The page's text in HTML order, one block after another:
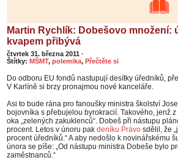
Martin Rychlík: Dobešovo množení:
kvapem přibývá
čtvrtek 31. března 2011 ·
Štítky: MŠMT, polemika, Přečtěte si
Do odboru EU fondů nastupují desítky úředníků,
V Karlíně si brzy pronajmou nové kanceláře.
Asi to bude rána pro fanoušky ministra školství
bojovníka s přebujelou byrokracií. Takového, jenž
oka „zelených zakuklenců“. Dobeš při nástupu
procent. Letos v únoru pak deníku Právo sdělil, že
procent úředníků.“ A aby nedošlo k novinářskému
února se píše: „Od nástupu ministra Dobeše bylo
zaměstnanců.“